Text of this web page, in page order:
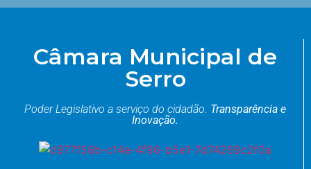
Câmara Municipal de
Serro
Poder Legislativo a serviço do cidadão. Transparência e
Inovação.